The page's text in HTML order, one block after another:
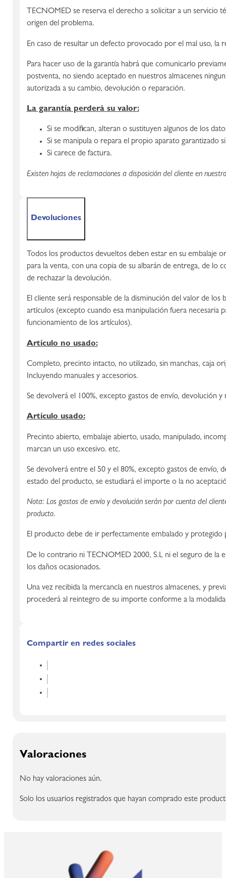
TECNOMED se reserva el derecho a solicitar a un servicio
origen del problema.
En caso de resultar un defecto provocado por el mal uso, la
Para hacer uso de la garantía habrá que comunicarlo
postventa, no siendo aceptado en nuestros almacenes
autorizada a su cambio, devolución o reparación.
La garantía perderá su valor:
Si se modifican, alteran o sustituyen algunos de los
Si se manipula o repara el propio aparato garantizado
Si carece de factura.
Existen hojas de reclamaciones a disposición del cliente en
Devoluciones
Todos los productos devueltos deben estar en su embalaje
para la venta, con una copia de su albarán de entrega, de
de rechazar la devolución.
El cliente será responsable de la disminución del valor de los
artículos (excepto cuando esa manipulación fuera necesaria
funcionamiento de los artículos).
Artículo no usado:
Completo, precinto intacto, no utilizado, sin manchas, caja
Incluyendo manuales y accesorios.
Se devolverá el 100%, excepto gastos de envío, devolución y
Artículo usado:
Precinto abierto, embalaje abierto, usado, manipulado,
marcan un uso excesivo. etc.
Se devolverá entre el 50 y el 80%, excepto gastos de envío,
estado del producto, se estudiará el importe o la no
Nota: Los gastos de envío y devolución serán por cuenta del
producto.
El producto debe de ir perfectamente embalado y
De lo contrario ni TECNOMED 2000, S.L ni el seguro de la
los daños ocasionados.
Una vez recibida la mercancía en nuestros almacenes, y
procederá al reintegro de su importe conforme a la
Compartir en redes sociales
Valoraciones
No hay valoraciones aún.
Solo los usuarios registrados que hayan comprado este